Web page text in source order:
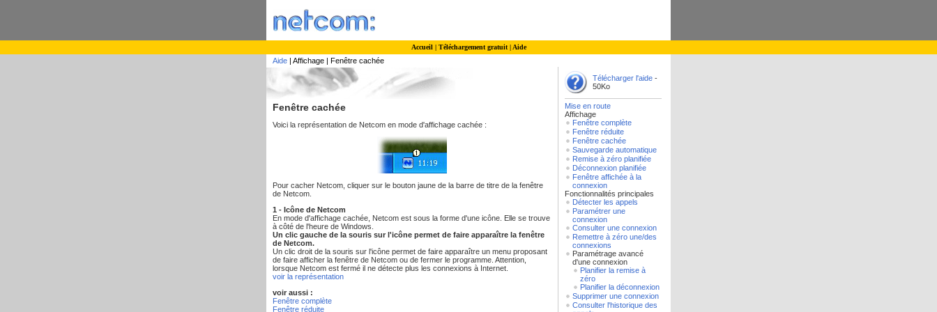
Accueil| Téléchargement gratuit| Aide
Aide | Affichage | Fenêtre cachée
Télécharger l'aide -
50Ko
Fenêtre cachée
Voici la représentation de Netcom en mode d'affichage cachée :
Pour cacher Netcom, cliquer sur le bouton jaune de la barre de titre de la fenêtre
de Netcom.
1 - Icône de Netcom
En mode d'affichage cachée, Netcom est sous la forme d'une icône. Elle se trouve
à côté de l'heure de Windows.
Un clic gauche de la souris sur l'icône permet de faire apparaître la fenêtre
de Netcom.
Un clic droit de la souris sur l'icône permet de faire apparaître un menu proposant
de faire afficher la fenêtre de Netcom ou de fermer le programme. Attention,
lorsque Netcom est fermé il ne détecte plus les connexions à Internet.
voir la représentation
voir aussi :
Fenêtre complète
Fenêtre réduite
Mise en route
Affichage
Fenêtre complète
Fenêtre réduite
Fenêtre cachée
Sauvegarde automatique
Remise à zéro planifiée
Déconnexion planifiée
Fenêtre affichée à la
connexion
Fonctionnalités principales
Détecter les appels
Paramétrer une
connexion
Consulter une connexion
Remettre à zéro une/des
connexions
Paramétrage avancé
d'une connexion
Planifier la remise à
zéro
Planifier la déconnexion
Supprimer une connexion
Consulter l'historique des